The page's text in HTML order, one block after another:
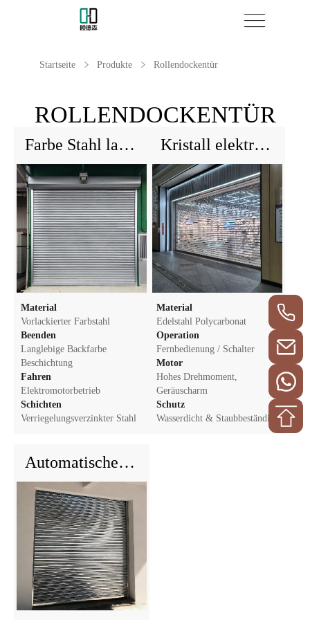
Startseite Produkte Rollendockentür
ROLLENDOCKENTÜR
Farbe Stahl lackierte elektrische dauerhafte Rolltür
Material
Vorlackierter Farbstahl
Beenden
Langlebige Backfarbe
Beschichtung
Fahren
Elektromotorbetrieb
Schichten
Verriegelungsverzinkter Stahl
Kristall elektrische Rollenludiertür für Modegeschäft
Material
Edelstahl Polycarbonat
Operation
Fernbedienung / Schalter
Motor
Hohes Drehmoment,
Geräuscharm
Schutz
Wasserdicht & Staubbeständig
Automatische Edelstahl Sicherheit Shutter Tür